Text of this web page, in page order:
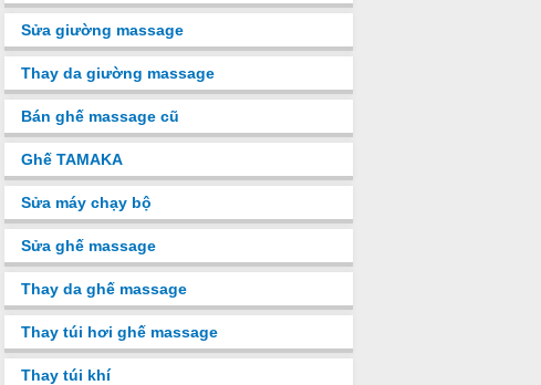
Sửa giường massage
Thay da giường massage
Bán ghế massage cũ
Ghế TAMAKA
Sửa máy chạy bộ
Sửa ghế massage
Thay da ghế massage
Thay túi hơi ghế massage
Thay túi khí